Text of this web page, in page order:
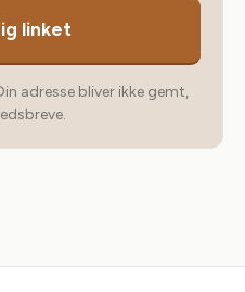
linket
adresse bliver ikke gemt,